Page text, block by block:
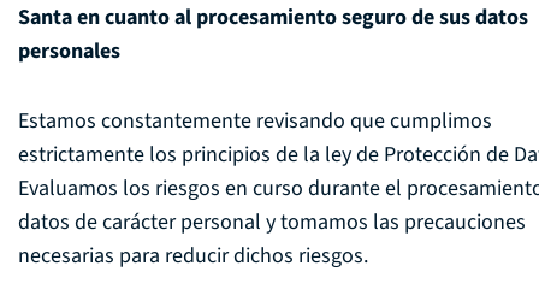
Santa en cuanto al procesamiento seguro de sus datos
personales
Estamos constantemente revisando que cumplimos
estrictamente los principios de la ley de Protección de
Evaluamos los riesgos en curso durante el
datos de carácter personal y tomamos las precauciones
necesarias para reducir dichos riesgos.